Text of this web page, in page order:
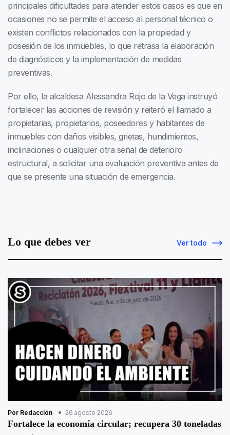
principales dificultades para atender estos casos es que en
ocasiones no se permite el acceso al personal técnico o
existen conflictos relacionados con la propiedad y
posesión de los inmuebles, lo que retrasa la elaboración
de diagnósticos y la implementación de medidas
preventivas.
Por ello, la alcaldesa Alessandra Rojo de la Vega instruyó
fortalecer las acciones de revisión y reiteró el llamado a
propietarias, propietarios, poseedores y habitantes de
inmuebles con daños visibles, grietas, hundimientos,
inclinaciones o cualquier otra señal de deterioro
estructural, a solicitar una evaluación preventiva antes de
que se presente una situación de emergencia.
Lo que debes ver Ver todo
Por Redacción 26 agosto 2026
Fortalece la economía circular; recupera 30 toneladas